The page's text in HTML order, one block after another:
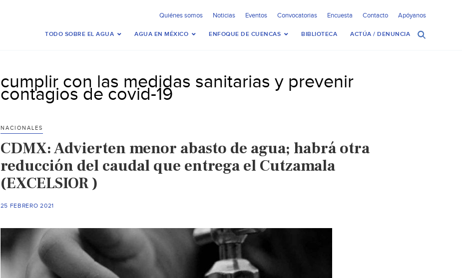
Quiénes somos Noticias Eventos Convocatorias Encuesta Contacto Apóyanos
TODO SOBRE EL AGUA AGUA EN MÉXICO ENFOQUE DE CUENCAS BIBLIOTECA ACTÚA / DENUNCIA
cumplir con las medidas sanitarias y prevenir
contagios de covid-19
NACIONALES
CDMX: Advierten menor abasto de agua; habrá otra
reducción del caudal que entrega el Cutzamala
(EXCELSIOR )
25 FEBRERO 2021